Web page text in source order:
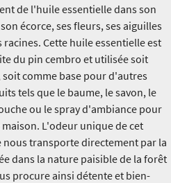
de l'huile essentielle dans son
écorce, ses fleurs, ses aiguilles
racines. Cette huile essentielle est
du pin cembro et utilisée soit
soit comme base pour d'autres
tels que le baume, le savon, le
ou le spray d'ambiance pour
L'odeur unique de cet
nous transporte directement par la
dans la nature paisible de la forêt
procure ainsi détente et bien-